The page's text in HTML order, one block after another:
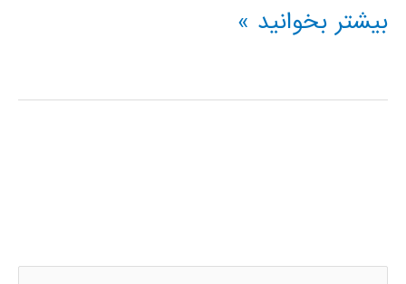
آموزش
Bootstrap
بیشتر بخوانید »